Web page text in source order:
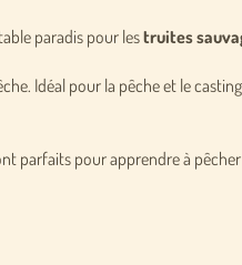
paradis pour lestruites
Idéal pour la pêche et le
parfaits pour apprendre à